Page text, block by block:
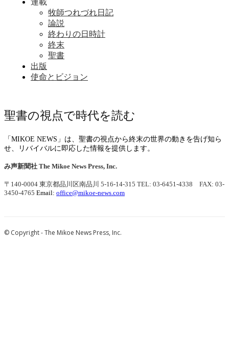
牧師つれづれ日記
論説
終わりの日時計
終末
聖書
出版
使命とビジョン
聖書の視点で時代を読む
「MIKOE NEWS」は、聖書の視点から終末の世界の動きを告げ知ら
せ、リバイバルに即応した情報を提供します。
み声新聞社 The Mikoe News Press, Inc.
〒140-0004 東京都品川区南品川 5-16-14-315 TEL: 03-6451-4338 FAX: 03-
3450-4765 Email: office@mikoe-news.com
© Copyright - The Mikoe News Press, Inc.